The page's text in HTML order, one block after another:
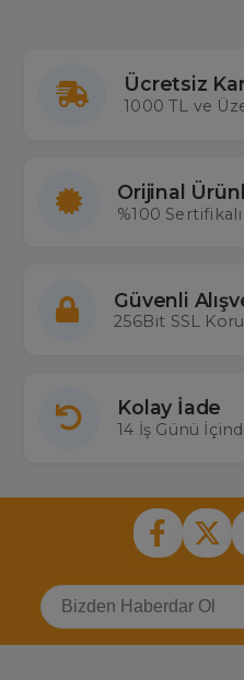
Ücretsiz
1000 TL ve
Orijinal
%100 Sertifikalı
Güvenli
256Bit SSL
Kolay İade
14 İş Günü